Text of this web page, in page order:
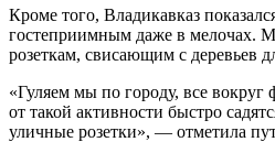
Кроме того, Владикавказ
гостеприимным даже в мелочах.
розеткам, свисающим с деревьев
«Гуляем мы по городу, все
от такой активности быстро
уличные розетки», — отметила